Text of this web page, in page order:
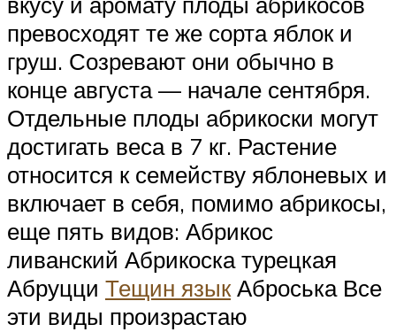
превосходят те же сорта яблок и
груш. Созревают они обычно в
конце августа — начале сентября.
Отдельные плоды абрикоски могут
достигать веса в 7 кг. Растение
относится к семейству яблоневых и
включает в себя, помимо абрикосы,
еще пять видов: Абрикос
ливанский Абрикоска турецкая
Абруцци Тещин языкАброська Все
эти виды произрастаю